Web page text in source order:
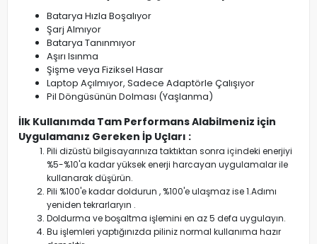
Batarya Hızla Boşalıyor
Şarj Almıyor
Batarya Tanınmıyor
Aşırı Isınma
Şişme veya Fiziksel Hasar
Laptop Açılmıyor, Sadece Adaptörle Çalışıyor
Pil Döngüsünün Dolması (Yaşlanma)
İlk Kullanımda Tam Performans Alabilmeniz için
Uygulamanız Gereken İp Uçları :
Pili dizüstü bilgisayarınıza taktıktan sonra içindeki enerjiyi
%5-%10'a kadar yüksek enerji harcayan uygulamalar ile
kullanarak düşürün.
Pili %100'e kadar doldurun , %100'e ulaşmaz ise 1.Adımı
yeniden tekrarlaryın .
Doldurma ve boşaltma işlemini en az 5 defa uygulayın.
Bu işlemleri yaptığınızda piliniz normal kullanıma hazır